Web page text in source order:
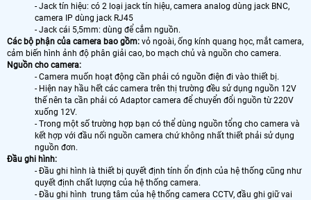
- Jack tín hiệu: có 2 loại jack tín hiệu, camera analog dùng jack BNC,
camera IP dùng jack RJ45
- Jack cái 5,5mm: dùng để cắm nguồn.
Các bộ phận của camera bao gồm: vỏ ngoài, ống kính quang học, mắt camera,
cảm biến hình ảnh độ phân giải cao, bo mạch chủ và nguồn cho camera.
Nguồn cho camera:
- Camera muốn hoạt động cần phải có nguồn điện đi vào thiết bị.
- Hiện nay hầu hết các camera trên thị trường đều sử dụng nguồn 12V
thế nên ta cần phải có Adaptor camera để chuyển đổi nguồn từ 220V
xuống 12V.
- Trong một số trường hợp bạn có thể dùng nguồn tổng cho camera và
kết hợp với đầu nối nguồn camera chứ không nhất thiết phải sử dụng
nguồn đơn.
Đầu ghi hình:
- Đầu ghi hình là thiết bị quyết định tính ổn định của hệ thống cũng như
quyết định chất lượng của hệ thống camera.
- Đầu ghi hình trung tâm của hệ thống camera CCTV, đầu ghi giữ vai